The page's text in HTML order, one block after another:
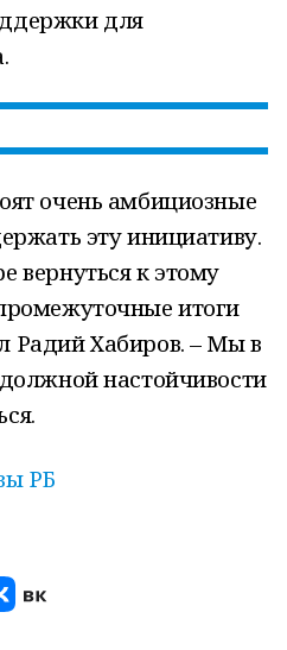
для
очень амбициозные
эту инициативу.
вернуться к этому
итоги
Радий Хабиров. – Мы в
настойчивости
РБ